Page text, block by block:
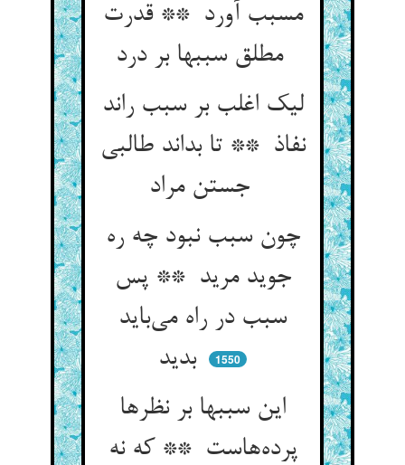
مسبب آورد ** قدرت
مطلق سببها بر درد
لیک اغلب بر سبب راند
نفاذ ** تا بداند طالبی
جستن مراد
چون سبب نبود چه ره
جوید مرید ** پس
سبب در راه می‌باید
بدید
1550
این سببها بر نظرها
پرده‌هاست ** که نه